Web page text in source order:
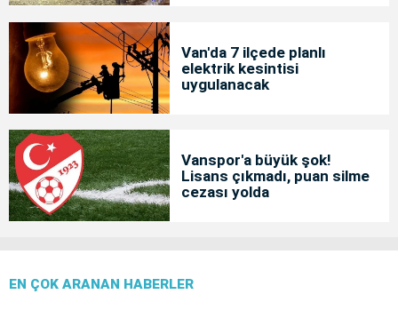
Van'da 7 ilçede planlı
elektrik kesintisi
uygulanacak
Vanspor'a büyük şok!
Lisans çıkmadı, puan silme
cezası yolda
EN ÇOK ARANAN HABERLER